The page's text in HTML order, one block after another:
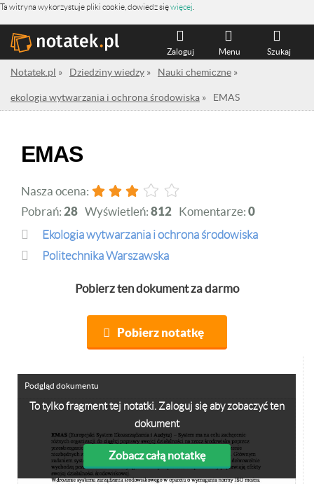
Ta witryna wykorzystuje pliki cookie, dowiedz sięwięcej
Szukaj
Menu
Zaloguj
Notatek.pl » Dziedziny wiedzy » Nauki chemiczne »
ekologia wytwarzania i ochrona środowiska » EMAS
EMAS
Nasza ocena:
Pobrań: 28 Wyświetleń: 812 Komentarze: 0
ekologia wytwarzania i ochrona środowiska
Politechnika Warszawska
Pobierz ten dokument za darmo
Pobierz notatkę
To tylko fragment tej notatki. Zaloguj się aby zobaczyć ten
dokument
Zobacz całą notatkę
Podgląd dokumentu